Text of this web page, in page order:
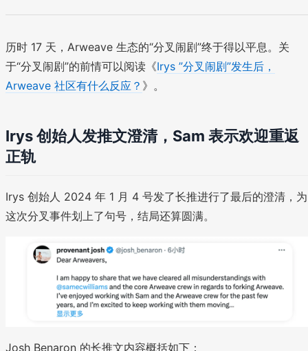
历时 17 天，Arweave 生态的“分叉闹剧”终于得以平息。关
于“分叉闹剧”的前情可以阅读《Irys ”分叉闹剧”发生后，
Arweave 社区有什么反应？ 》。
Irys 创始人发推文澄清，Sam 表示欢迎重返
正轨
Irys 创始人 2024 年 1 月 4 号发了长推进行了最后的澄清，为
这次分叉事件划上了句号，结局还算圆满。
Josh Benaron 的长推文内容概括如下：